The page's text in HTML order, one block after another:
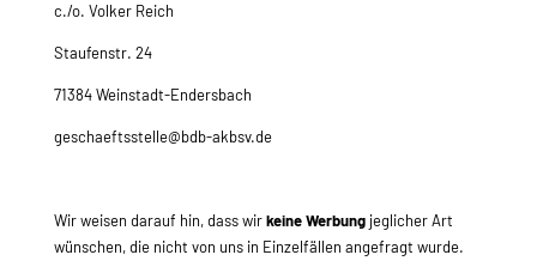
c./o. Volker Reich
Staufenstr. 24
71384 Weinstadt-Endersbach
geschaeftsstelle@bdb-akbsv.de
Wir weisen darauf hin, dass wirkeine Werbungjeglicher Art
wünschen, die nicht von uns in Einzelfällen angefragt wurde.